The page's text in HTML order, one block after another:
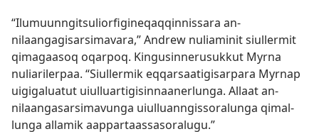
“Ilumuun­ngitsuliorfigineqaq­qin­nis­sara an­
nilaangagisarsimavara,” Andrew nuliaminit siul­lermit
qimagaasoq oqar­poq. Kingusin­nerusuk­kut Myr­na
nuliariler­paa. “Siul­lermik eq­qarsaatigisar­para Myr­nap
uigigaluatut uiul­luar­tigisin­naanerlunga. Al­laat an­
nilaangasarsimavunga uiul­luan­ngis­soralunga qimal­
lunga al­lamik aap­par­taas­sasoralugu.”